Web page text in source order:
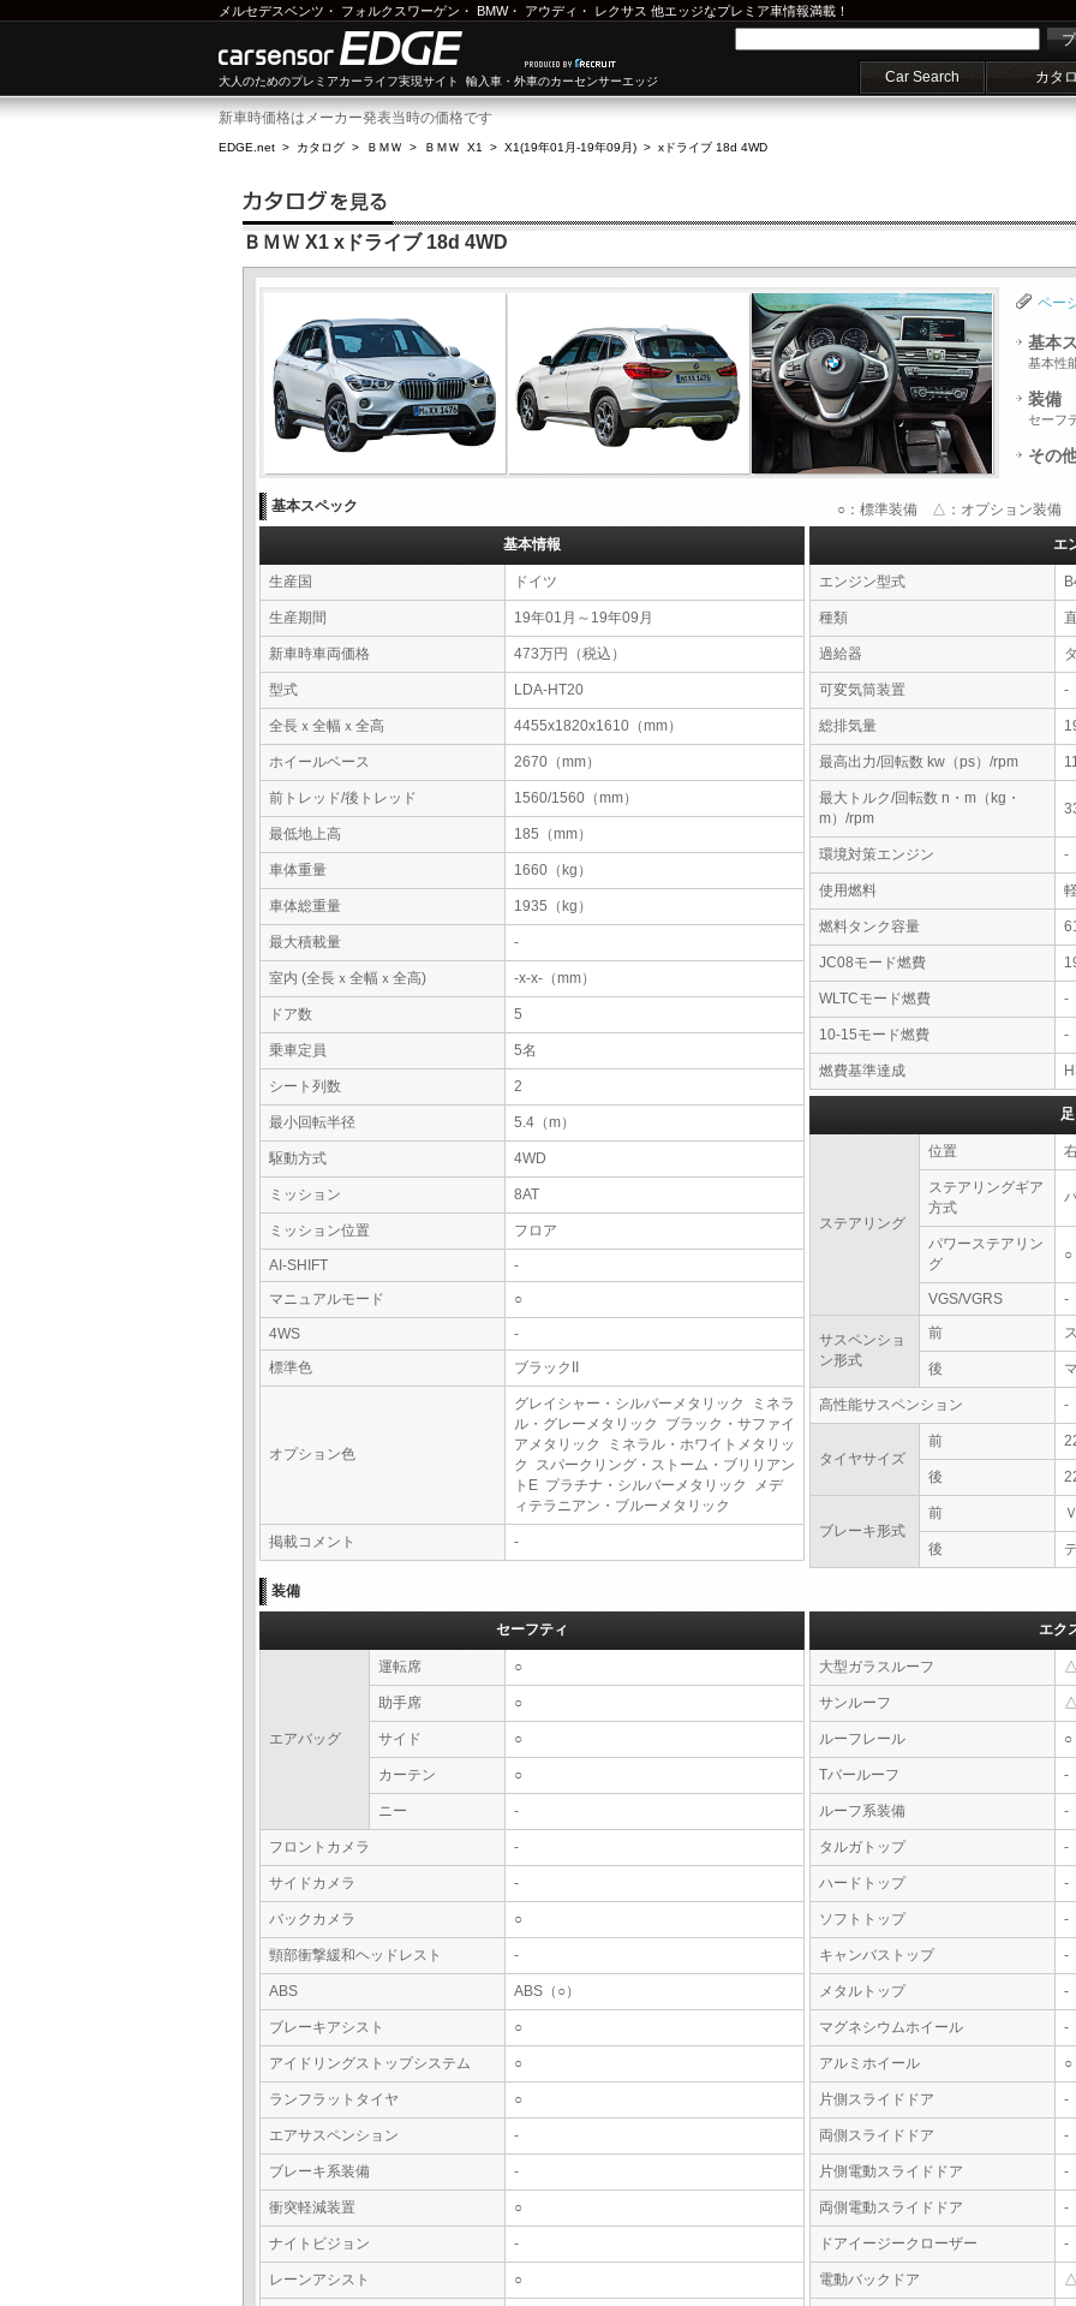
メルセデスベンツ ・ フォルクスワーゲン ・ BMW・ アウディ ・ レクサス 他エッジなプレミア車情報満載！
大人のためのプレミアカーライフ実現サイト 輸入車・外車のカーセンサーエッジ Car Search カタ
新車時価格はメーカー発表当時の価格です
EDGE.net > カタログ > ＢＭＷ > ＢＭＷ X1 > X1(19年01月-19年09月) > xドライブ 18d 4WD
ＢＭＷ X1 xドライブ 18d 4WD
ペー
基本
基本性
装備
セーフ
その
基本スペック ○：標準装備 △：オプション装備 -
基本情報
生産国 ドイツ
生産期間 19年01月～19年09月
新車時車両価格 473万円（税込）
型式 LDA-HT20
全長ｘ全幅ｘ全高 4455x1820x1610（mm）
ホイールベース 2670（mm）
前トレッド/後トレッド 1560/1560（mm）
最低地上高 185（mm）
車体重量 1660（kg）
車体総重量 1935（kg）
最大積載量 -
室内 (全長ｘ全幅ｘ全高) -x-x-（mm）
ドア数 5
乗車定員 5名
シート列数 2
最小回転半径 5.4（m）
駆動方式 4WD
ミッション 8AT
ミッション位置 フロア
AI-SHIFT
-
マニュアルモード
○
4WS
-
標準色
ブラックII
オプション色
グレイシャー・シルバーメタリック ミネラ
ル・グレーメタリック ブラック・サファイ
アメタリック ミネラル・ホワイトメタリッ
ク スパークリング・ストーム・ブリリアン
トE プラチナ・シルバーメタリック メデ
ィテラニアン・ブルーメタリック
掲載コメント -
エ
エンジン型式
種類
過給器
可変気筒装置 -
総排気量
最高出力/回転数 kw（ps）/rpm
最大トルク/回転数 n・m（kg・
m）/rpm
環境対策エンジン -
使用燃料
燃料タンク容量
JC08モード燃費
WLTCモード燃費 -
10-15モード燃費 -
燃費基準達成
ステアリング
位置
ステアリングギア
方式
パワーステアリン
グ
○
VGS/VGRS -
サスペンショ
ン形式
前
後
高性能サスペンション -
タイヤサイズ
前
後
ブレーキ形式
前
後
装備
セーフティ
エアバッグ
運転席 ○
助手席 ○
サイド ○
カーテン ○
ニー -
フロントカメラ -
サイドカメラ -
バックカメラ ○
頸部衝撃緩和ヘッドレスト -
ABS ABS（○）
ブレーキアシスト ○
アイドリングストップシステム ○
ランフラットタイヤ ○
エアサスペンション -
ブレーキ系装備 -
衝突軽減装置 ○
ナイトビジョン -
レーンアシスト ○
エク
大型ガラスルーフ
サンルーフ
ルーフレール ○
Tバールーフ -
ルーフ系装備 -
タルガトップ -
ハードトップ -
ソフトトップ -
キャンバストップ -
メタルトップ -
マグネシウムホイール -
アルミホイール ○
片側スライドドア -
両側スライドドア -
片側電動スライドドア -
両側電動スライドドア -
ドアイージークローザー -
電動バックドア